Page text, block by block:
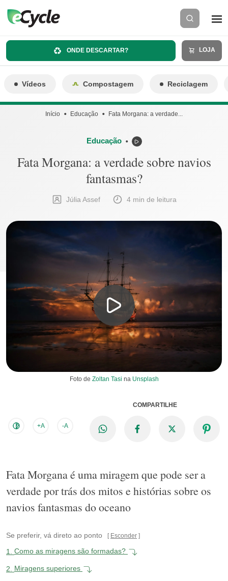
ONDE DESCARTAR? LOJA
Vídeos Compostagem Reciclagem
Início Educação Fata Morgana: a verdade...
Educação ⬤
Fata Morgana: a verdade sobre navios
fantasmas?
Júlia Assef 4 min de leitura
Foto de Zoltan Tasi na Unsplash
+A -A
COMPARTILHE
Fata Morgana é uma miragem que pode ser a
verdade por trás dos mitos e histórias sobre os
navios fantasmas do oceano
Se preferir, vá direto ao ponto Esconder
1. Como as miragens são formadas?
2. Miragens superiores